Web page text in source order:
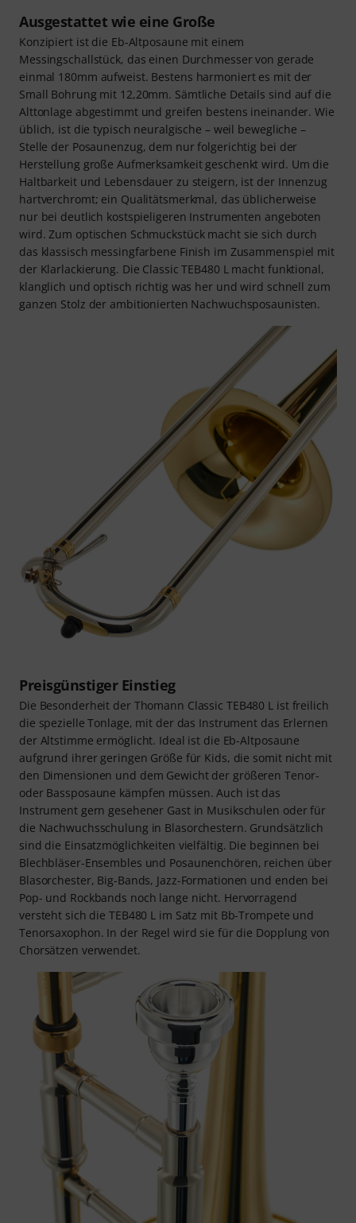
Ausgestattet wie eine Große
Konzipiert ist die Eb-Altposaune mit einem
Messingschallstück, das einen Durchmesser von gerade
einmal 180mm aufweist. Bestens harmoniert es mit der
Small Bohrung mit 12,20mm. Sämtliche Details sind auf die
Alttonlage abgestimmt und greifen bestens ineinander. Wie
üblich, ist die typisch neuralgische – weil bewegliche –
Stelle der Posaunenzug, dem nur folgerichtig bei der
Herstellung große Aufmerksamkeit geschenkt wird. Um die
Haltbarkeit und Lebensdauer zu steigern, ist der Innenzug
hartverchromt; ein Qualitätsmerkmal, das üblicherweise
nur bei deutlich kostspieligeren Instrumenten angeboten
wird. Zum optischen Schmuckstück macht sie sich durch
das klassisch messingfarbene Finish im Zusammenspiel mit
der Klarlackierung. Die Classic TEB480 L macht funktional,
klanglich und optisch richtig was her und wird schnell zum
ganzen Stolz der ambitionierten Nachwuchsposaunisten.
Preisgünstiger Einstieg
Die Besonderheit der Thomann Classic TEB480 L ist freilich
die spezielle Tonlage, mit der das Instrument das Erlernen
der Altstimme ermöglicht. Ideal ist die Eb-Altposaune
aufgrund ihrer geringen Größe für Kids, die somit nicht mit
den Dimensionen und dem Gewicht der größeren Tenor-
oder Bassposaune kämpfen müssen. Auch ist das
Instrument gern gesehener Gast in Musikschulen oder für
die Nachwuchsschulung in Blasorchestern. Grundsätzlich
sind die Einsatzmöglichkeiten vielfältig. Die beginnen bei
Blechbläser-Ensembles und Posaunenchören, reichen über
Blasorchester, Big-Bands, Jazz-Formationen und enden bei
Pop- und Rockbands noch lange nicht. Hervorragend
versteht sich die TEB480 L im Satz mit Bb-Trompete und
Tenorsaxophon. In der Regel wird sie für die Dopplung von
Chorsätzen verwendet.